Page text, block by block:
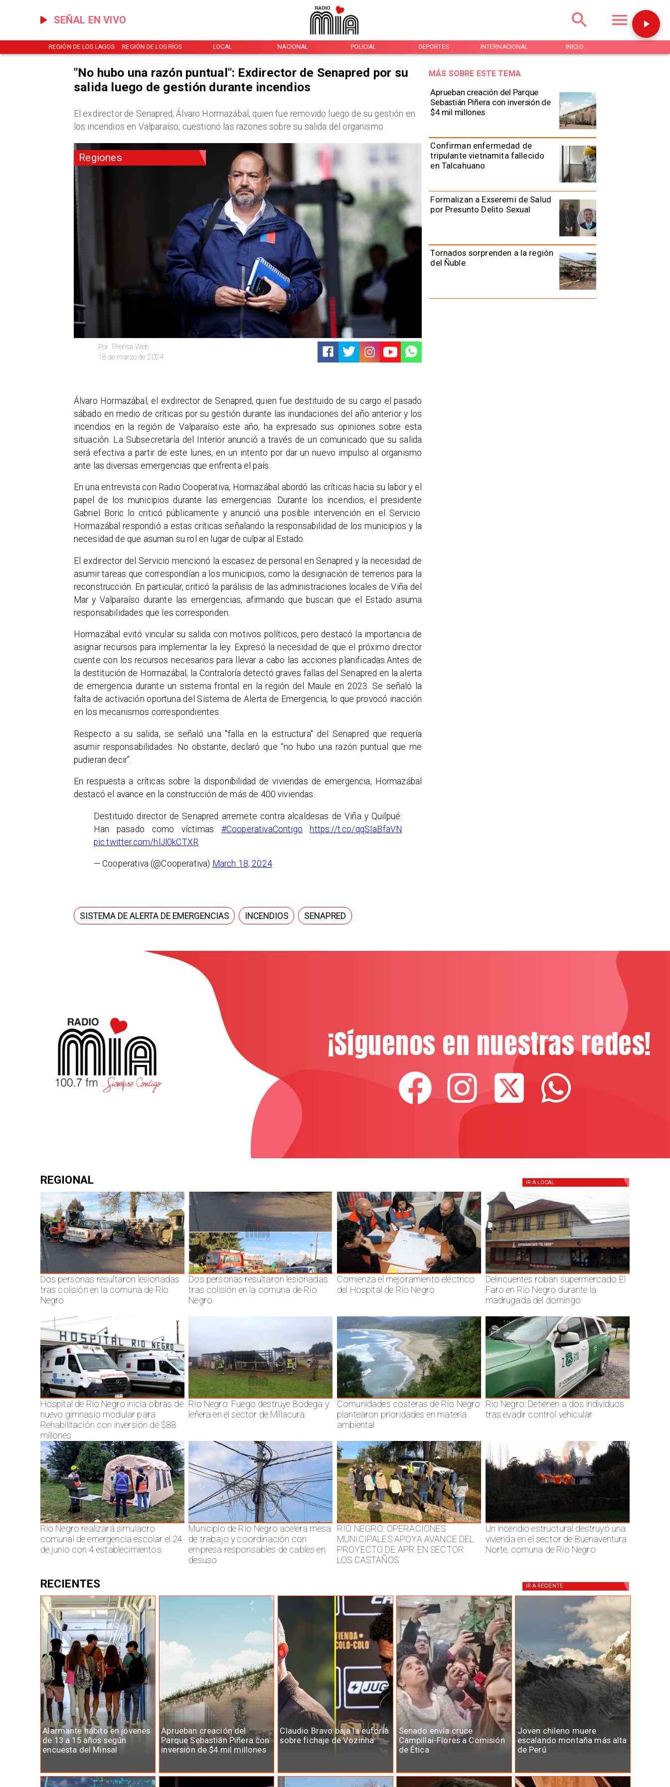
SEÑAL EN VIVO
REGIÓN DE LOS LAGOS REGIÓN DE LOS RÍOS LOCAL NACIONAL POLICIAL DEPORTES INTERNACIONAL INICIO
Regiones
Prensa Web
Por
18 de marzo de 2024
Agencia Uno, archivo
Aprueban creación del Parque
Sebastián Piñera con inversión de
$4 mil millones
Confirman enfermedad de
tripulante vietnamita fallecido
en Talcahuano
Formalizan a Exseremi de Salud
por Presunto Delito Sexual
Tornados sorprenden a la región
del Ñuble
MÁS SOBRE ESTE TEMA
"No hubo una razón puntual": Exdirector de Senapred por su
salida luego de gestión durante incendios
El exdirector de Senapred, Álvaro Hormazábal, quien fue removido luego de su gestión en
los incendios en Valparaíso, cuestionó las razones sobre su salida del organismo.
Álvaro Hormazábal, el exdirector de Senapred, quien fue destituido de su cargo el pasado
sábado en medio de críticas por su gestión durante las inundaciones del año anterior y los
incendios en la región de Valparaíso este año, ha expresado sus opiniones sobre esta
situación. La Subsecretaría del Interior anunció a través de un comunicado que su salida
será efectiva a partir de este lunes, en un intento por dar un nuevo impulso al organismo
ante las diversas emergencias que enfrenta el país.
En una entrevista con Radio Cooperativa, Hormazábal abordó las críticas hacia su labor y el
papel de los municipios durante las emergencias. Durante los incendios, el presidente
Gabriel Boric lo criticó públicamente y anunció una posible intervención en el Servicio.
Hormazábal respondió a estas críticas señalando la responsabilidad de los municipios y la
necesidad de que asuman su rol en lugar de culpar al Estado.
El exdirector del Servicio mencionó la escasez de personal en Senapred y la necesidad de
asumir tareas que correspondían a los municipios, como la designación de terrenos para la
reconstrucción. En particular, criticó la parálisis de las administraciones locales de Viña del
Mar y Valparaíso durante las emergencias, afirmando que buscan que el Estado asuma
responsabilidades que les corresponden.
Hormazábal evitó vincular su salida con motivos políticos, pero destacó la importancia de
asignar recursos para implementar la ley. Expresó la necesidad de que el próximo director
cuente con los recursos necesarios para llevar a cabo las acciones planificadas.Antes de
la destitución de Hormazábal, la Contraloría detectó graves fallas del Senapred en la alerta
de emergencia durante un sistema frontal en la región del Maule en 2023. Se señaló la
falta de activación oportuna del Sistema de Alerta de Emergencia, lo que provocó inacción
en los mecanismos correspondientes.
Respecto a su salida, se señaló una "falla en la estructura" del Senapred que requería
asumir responsabilidades. No obstante, declaró que “no hubo una razón puntual que me
pudieran decir”.
​En respuesta a críticas sobre la disponibilidad de viviendas de emergencia, Hormazábal
destacó el avance en la construcción de más de 400 viviendas.
Destituido director de Senapred arremete contra alcaldesas de Viña y Quilpué:
Han pasado como víctimas #CooperativaContigo
https://t.co/qqSIaBfaVN
pic.twitter.com/hlJl0kCTXR
— Cooperativa (@Cooperativa) March 18, 2024
SISTEMA DE ALERTA DE EMERGENCIAS INCENDIOS SENAPRED
¡Síguenos en nuestras redes!
REGIONAL IR A LOCAL
Dos personas resultaron lesionadas
tras colisión en la comuna de Río
Negro
Dos personas resultaron lesionadas
tras colisión en la comuna de Río
Negro
Comienza el mejoramiento eléctrico
del Hospital de Río Negro
Delincuentes roban supermercado El
Faro en Río Negro durante la
madrugada del domingo
Hospital de Río Negro inicia obras de
nuevo gimnasio modular para
Rehabilitación con inversión de $88
millones
Rio Negro: Fuego destruye Bodega y
leñera en el sector de Millacura
Comunidades costeras de Río Negro
plantearon prioridades en materia
ambiental
Rio Negro: Detienen a dos individuos
tras evadir control vehicular
Río Negro realizará simulacro
comunal de emergencia escolar el 24
de junio con 4 establecimientos
Municipio de Rio Negro acelera mesa
de trabajo y coordinación con
empresa responsables de cables en
desuso
RIO NEGRO: OPERACIONES
MUNICIPALES APOYA AVANCE DEL
PROYECTO DE APR EN SECTOR
LOS CASTAÑOS
Un incendio estructural destruyó una
vivienda en el sector de Buenaventura
Norte, comuna de Río Negro
Alarmante hábito en jóvenes
de 13 a 15 años según
encuesta del Minsal
Aprueban creación del
Parque Sebastián Piñera con
inversión de $4 mil millones
Claudio Bravo baja la euforia
sobre fichaje de Vozinha
Senado envía cruce
Campillai-Flores a Comisión
de Ética
Joven chileno muere
escalando montaña más alta
de Perú
RECIENTES IR A RECIENTE